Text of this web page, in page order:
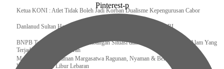
Ketua KONI : Atlet Tidak Boleh Jadi Korban Dualisme Kepengurusan Cabor
Danlanud Sultan Hasanuddin Ikuti Exit Meeting Bersama BPK RI
BNPB Terus Memantau Perkembangan Situasi dan Penanganan Bencana Alam Yang
Terjadi di Beberapa Daerah
Menpar Pastikan Taman Margasatwa Ragunan, Nyaman & Bersih di Kunjungi
Wisatawan Saat Libur Lebaran
Pinterest-p